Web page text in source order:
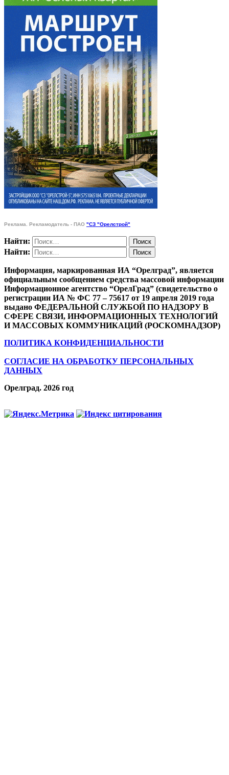
Реклама. Рекламодатель - ПАО "СЗ "Орелстрой"
Найти:
Найти:
Информация, маркированная ИА “Орелград”, является
официальным сообщением средства массовой информации
Информационное агентство “ОрелГрад” (свидетельство о
регистрации ИА № ФС 77 – 75617 от 19 апреля 2019 года
выдано ФЕДЕРАЛЬНОЙ СЛУЖБОЙ ПО НАДЗОРУ В
СФЕРЕ СВЯЗИ, ИНФОРМАЦИОННЫХ ТЕХНОЛОГИЙ
И МАССОВЫХ КОММУНИКАЦИЙ (РОСКОМНАДЗОР)
ПОЛИТИКА КОНФИДЕНЦИАЛЬНОСТИ
СОГЛАСИЕ НА ОБРАБОТКУ ПЕРСОНАЛЬНЫХ
ДАННЫХ
Орелград. 2026 год